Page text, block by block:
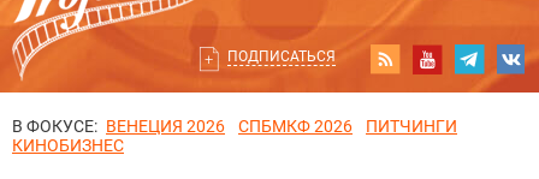
ПОДПИСАТЬСЯ
В ФОКУСЕ: ВЕНЕЦИЯ 2026 СПБМКФ 2026
ПИТЧИНГИ
КИНОБИЗНЕС